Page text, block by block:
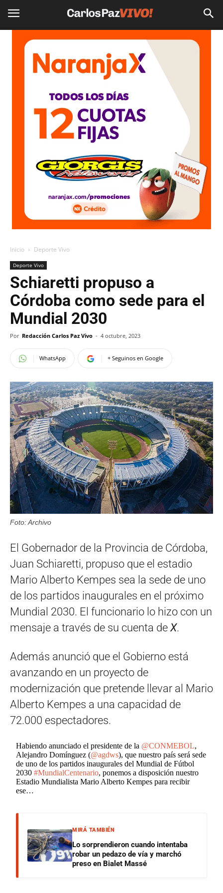
Inicio Deporte Vivo
Deporte Vivo
Schiaretti propuso a
Córdoba como sede para el
Mundial 2030
Por Redacción Carlos Paz Vivo - 4 octubre, 2023
WhatsApp + Seguinos en Google
Foto: Archivo
El Gobernador de la Provincia de Córdoba,
Juan Schiaretti, propuso que el estadio
Mario Alberto Kempes sea la sede de uno
de los partidos inaugurales en el próximo
Mundial 2030. El funcionario lo hizo con un
mensaje a través de su cuenta deX.
Además anunció que el Gobierno está
avanzando en un proyecto de
modernización que pretende llevar al Mario
Alberto Kempes a una capacidad de
72.000 espectadores.
Habiendo anunciado el presidente de la @CONMEBOL,
Alejandro Domínguez (@agdws), que nuestro país será sede
de uno de los partidos inaugurales del Mundial de Fútbol
2030#MundialCentenario, ponemos a disposición nuestro
Estadio Mundialista Mario Alberto Kempes para recibir
ese…
MIRÁ TAMBIÉN
Lo sorprendieron cuando intentaba
robar un pedazo de vía y marchó
preso en Bialet Massé